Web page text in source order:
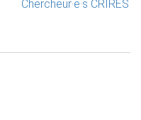
Chercheur·e·s CRIRES